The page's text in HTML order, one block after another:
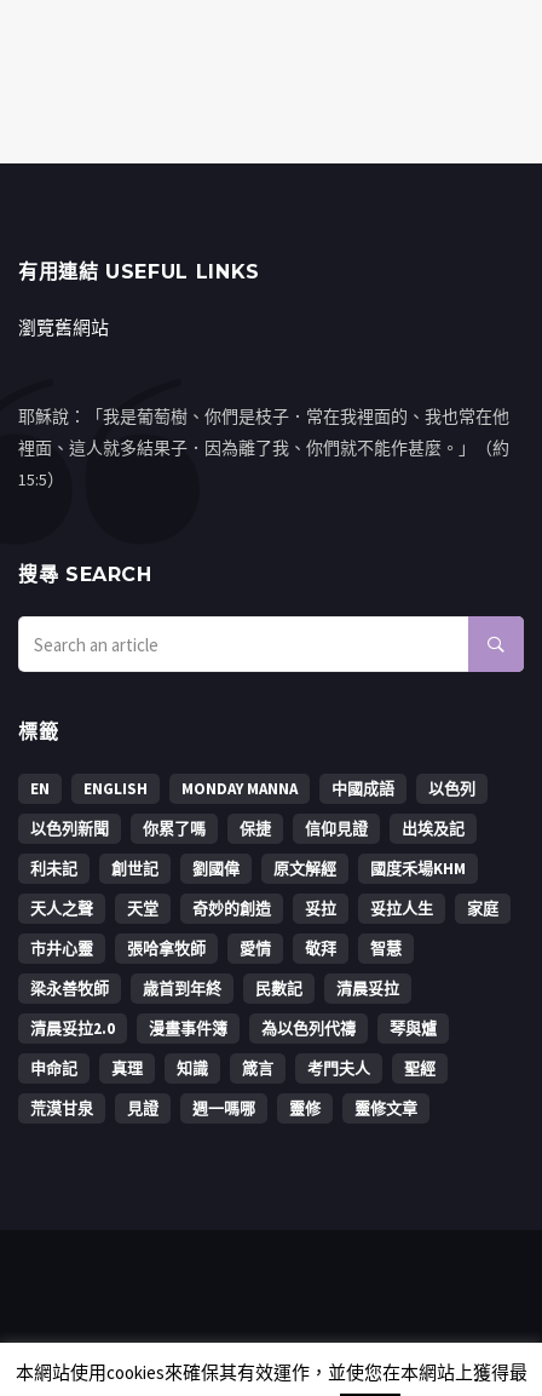
有用連結 USEFUL LINKS
瀏覽舊網站
耶穌說：「我是葡萄樹、你們是枝子．常在我裡面的、我也常在他
裡面、這人就多結果子．因為離了我、你們就不能作甚麼。」（約
15:5）
搜㝷 SEARCH
標籤
EN ENGLISH MONDAY MANNA 中國成語
以色列
以色列新聞
你累了嗎 保捷 信仰見證
出埃及記
利未記
創世記 劉國偉 原文解經
國度禾場KHM
天人之聲
天堂 奇妙的創造 妥拉 妥拉人生
家庭
市井心靈
張哈拿牧師 愛情 敬拜
智慧
梁永善牧師
歳首到年終 民數記
清晨妥拉
清晨妥拉2.0
漫畫事件簿 為以色列代禱
琴與爐
申命記
真理 知識 箴言 考門夫人
聖經
荒漠甘泉
見證 週一嗎哪 靈修 靈修文章
rights reserved.
本網站使用cookies來確保其有效運作，並使您在本網站上獲得最